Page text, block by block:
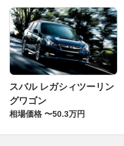
スバル レガシィツーリン
グワゴン
相場価格 〜50.3万円